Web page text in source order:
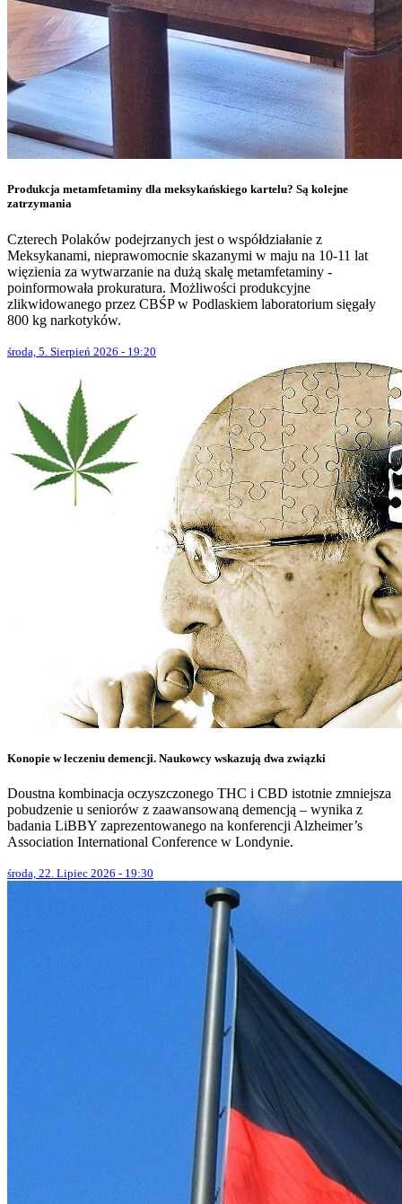
Produkcja metamfetaminy dla meksykańskiego kartelu? Są kolejne
zatrzymania
Czterech Polaków podejrzanych jest o współdziałanie z
Meksykanami, nieprawomocnie skazanymi w maju na 10-11 lat
więzienia za wytwarzanie na dużą skalę metamfetaminy -
poinformowała prokuratura. Możliwości produkcyjne
zlikwidowanego przez CBŚP w Podlaskiem laboratorium sięgały
800 kg narkotyków.
środa, 5. Sierpień 2026 - 19:20
Konopie w leczeniu demencji. Naukowcy wskazują dwa związki
Doustna kombinacja oczyszczonego THC i CBD istotnie zmniejsza
pobudzenie u seniorów z zaawansowaną demencją – wynika z
badania LiBBY zaprezentowanego na konferencji Alzheimer’s
Association International Conference w Londynie.
środa, 22. Lipiec 2026 - 19:30